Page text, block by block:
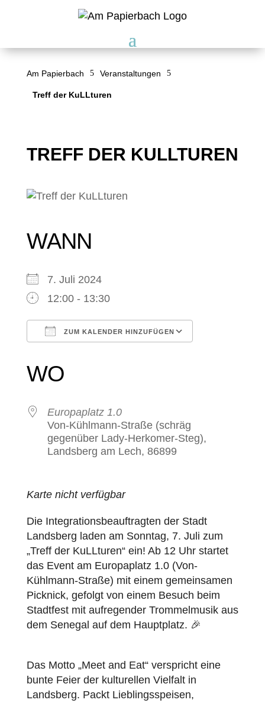
Am Papierbach 5 Veranstaltungen 5
Treff der KuLLturen
TREFF DER KULLTUREN
WANN
7. Juli 2024
12:00 - 13:30
ZUM KALENDER HINZUFÜGEN
WO
Europaplatz 1.0
Von-Kühlmann-Straße (schräg
gegenüber Lady-Herkomer-Steg),
Landsberg am Lech, 86899
Karte nicht verfügbar
Die Integrationsbeauftragten der Stadt
Landsberg laden am Sonntag, 7. Juli zum
„Treff der KuLLturen“ ein! Ab 12 Uhr startet
das Event am Europaplatz 1.0 (Von-
Kühlmann-Straße) mit einem gemeinsamen
Picknick, gefolgt von einem Besuch beim
Stadtfest mit aufregender Trommelmusik aus
dem Senegal auf dem Hauptplatz. 🎉
Das Motto „Meet and Eat“ verspricht eine
bunte Feier der kulturellen Vielfalt in
Landsberg. Packt Lieblingsspeisen,